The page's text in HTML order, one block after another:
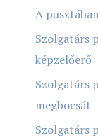
A
Szolgatárs
képzelőerő
Szolgatárs
megbocsát
Szolgatárs